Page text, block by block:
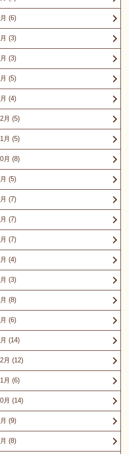
(6)
(3)
(3)
(5)
(4)
月 (5)
月 (5)
月 (8)
(5)
(7)
(7)
(7)
(4)
(3)
(8)
(6)
(14)
月 (12)
月 (6)
月 (14)
(9)
(8)